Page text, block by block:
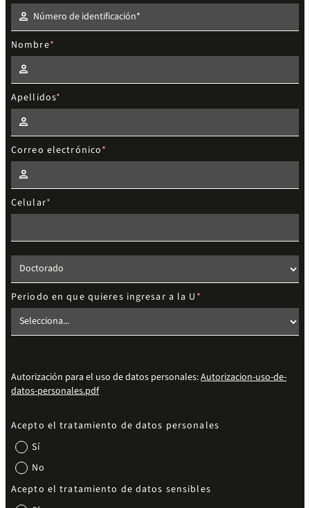
Nombre
Apellidos
Correo electrónico
Celular
Elige el nivel de estudios
Periodo en que quieres ingresar a la U
Autorización para el uso de datos personales:Autorizacion-uso-de-
datos-personales.pdf
Acepto el tratamiento de datos personales
Sí
No
Acepto el tratamiento de datos sensibles